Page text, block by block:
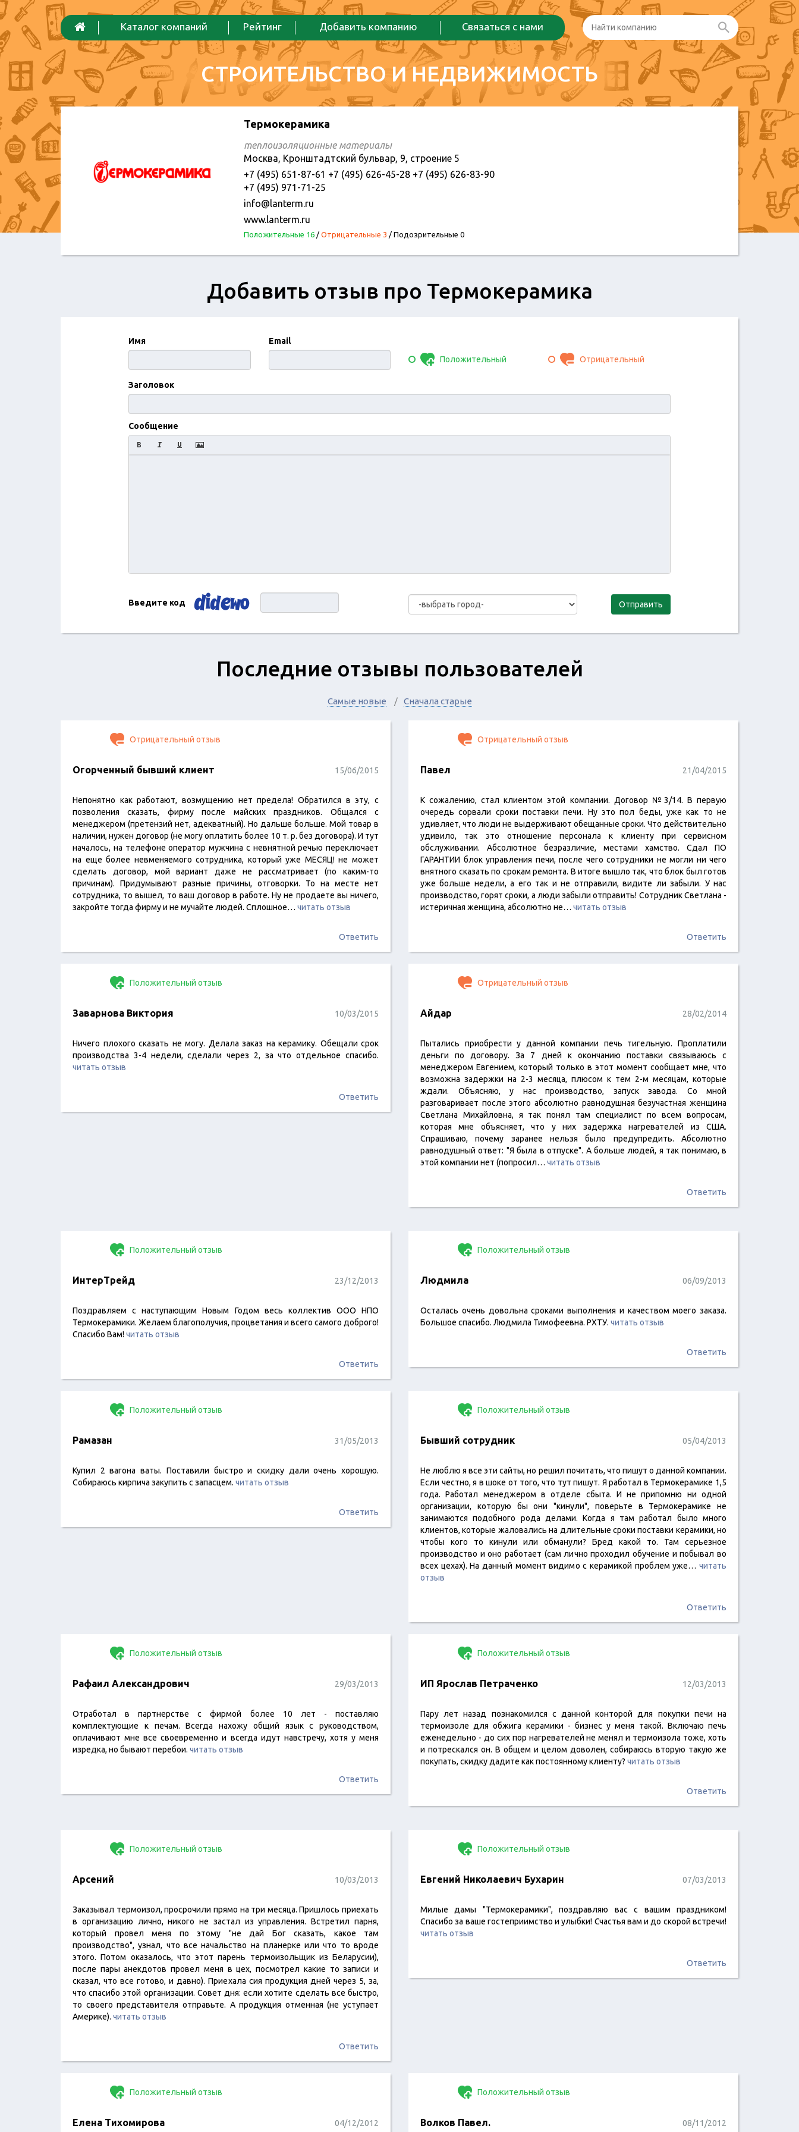
Каталог компаний Рейтинг Добавить компанию Связаться с нами
СТРОИТЕЛЬСТВО И НЕДВИЖИМОСТЬ
Термокерамика
теплоизоляционные материалы
Москва, Кронштадтский бульвар, 9, строение 5
+7 (495) 651-87-61 +7 (495) 626-45-28 +7 (495) 626-83-90
+7 (495) 971-71-25
info@lanterm.ru
www.lanterm.ru
Положительные 16/ Отрицательные 3 / Подозрительные 0
Добавить отзыв про Термокерамика
Имя
Email
Положительный
Отрицательный
Заголовок
Сообщение
Введите код Отправить
Последние отзывы пользователей
Самые новые Сначала старые
Отрицательный отзыв
Огорченный бывший клиент 15/06/2015
Непонятно как работают, возмущению нет предела! Обратился в эту, с
позволения сказать, фирму после майских праздников. Общался с
менеджером (претензий нет, адекватный). Но дальше больше. Мой товар в
наличии, нужен договор (не могу оплатить более 10 т. р. без договора). И тут
началось, на телефоне оператор мужчина с невнятной речью переключает
на еще более невменяемого сотрудника, который уже МЕСЯЦ! не может
сделать договор, мой вариант даже не рассматривает (по каким-то
причинам). Придумывают разные причины, отговорки. То на месте нет
сотрудника, то вышел, то ваш договор в работе. Ну не продаете вы ничего,
закройте тогда фирму и не мучайте людей. Сплошное… читать отзыв
Ответить
Отрицательный отзыв
Павел 21/04/2015
К сожалению, стал клиентом этой компании. Договор №3/14. В первую
очередь сорвали сроки поставки печи. Ну это пол беды, уже как то не
удивляет, что люди не выдерживают обещанные сроки. Что действительно
удивило, так это отношение персонала к клиенту при сервисном
обслуживании. Абсолютное безразличие, местами хамство. Сдал ПО
ГАРАНТИИ блок управления печи, после чего сотрудники не могли ни чего
внятного сказать по срокам ремонта. В итоге вышло так, что блок был готов
уже больше недели, а его так и не отправили, видите ли забыли. У нас
производство, горят сроки, а люди забыли отправить! Сотрудник Светлана -
истеричная женщина, абсолютно не… читать отзыв
Ответить
Положительный отзыв
Заварнова Виктория 10/03/2015
Ничего плохого сказать не могу. Делала заказ на керамику. Обещали срок
производства 3-4 недели, сделали через 2, за что отдельное спасибо.
читать отзыв
Ответить
Отрицательный отзыв
Айдар 28/02/2014
Пытались приобрести у данной компании печь тигельную. Проплатили
деньги по договору. За 7 дней к окончанию поставки связываюсь с
менеджером Евгением, который только в этот момент сообщает мне, что
возможна задержки на 2-3 месяца, плюсом к тем 2-м месяцам, которые
ждали. Объясняю, у нас производство, запуск завода. Со мной
разговаривает после этого абсолютно равнодушная безучастная женщина
Светлана Михайловна, я так понял там специалист по всем вопросам,
которая мне объясняет, что у них задержка нагревателей из США.
Спрашиваю, почему заранее нельзя было предупредить. Абсолютно
равнодушный ответ: "Я была в отпуске". А больше людей, я так понимаю, в
этой компании нет (попросил… читать отзыв
Ответить
Положительный отзыв
ИнтерТрейд 23/12/2013
Поздравляем с наступающим Новым Годом весь коллектив ООО НПО
Термокерамики. Желаем благополучия, процветания и всего самого доброго!
Спасибо Вам!читать отзыв
Ответить
Положительный отзыв
Людмила 06/09/2013
Осталась очень довольна сроками выполнения и качеством моего заказа.
Большое спасибо. Людмила Тимофеевна. РХТУ. читать отзыв
Ответить
Положительный отзыв
Рамазан 31/05/2013
Купил 2 вагона ваты. Поставили быстро и скидку дали очень хорошую.
Собираюсь кирпича закупить с запасцем. читать отзыв
Ответить
Положительный отзыв
Бывший сотрудник 05/04/2013
Не люблю я все эти сайты, но решил почитать, что пишут о данной компании.
Если честно, я в шоке от того, что тут пишут. Я работал в Термокерамике 1,5
года. Работал менеджером в отделе сбыта. И не припомню ни одной
организации, которую бы они "кинули", поверьте в Термокерамике не
занимаются подобного рода делами. Когда я там работал было много
клиентов, которые жаловались на длительные сроки поставки керамики, но
чтобы кого то кинули или обманули? Бред какой то. Там серьезное
производство и оно работает (сам лично проходил обучение и побывал во
всех цехах). На данный момент видимо с керамикой проблем уже… читать
отзыв
Ответить
Положительный отзыв
Рафаил Александрович 29/03/2013
Отработал в партнерстве с фирмой более 10 лет - поставляю
комплектующие к печам. Всегда нахожу общий язык с руководством,
оплачивают мне все своевременно и всегда идут навстречу, хотя у меня
изредка, но бывают перебои. читать отзыв
Ответить
Положительный отзыв
ИП Ярослав Петраченко 12/03/2013
Пару лет назад познакомился с данной конторой для покупки печи на
термоизоле для обжига керамики - бизнес у меня такой. Включаю печь
еженедельно - до сих пор нагревателей не менял и термоизола тоже, хоть
и потрескался он. В общем и целом доволен, собираюсь вторую такую же
покупать, скидку дадите как постоянному клиенту? читать отзыв
Ответить
Положительный отзыв
Арсений 10/03/2013
Заказывал термоизол, просрочили прямо на три месяца. Пришлось приехать
в организацию лично, никого не застал из управления. Встретил парня,
который провел меня по этому "не дай Бог сказать, какое там
производство", узнал, что все начальство на планерке или что то вроде
этого. Потом оказалось, что этот парень термоизольщик из Беларусии),
после пары анекдотов провел меня в цех, посмотрел какие то записи и
сказал, что все готово, и давно). Приехала сия продукция дней через 5, за,
что спасибо этой организации. Совет дня: если хотите сделать все быстро,
то своего представителя отправьте. А продукция отменная (не уступает
Америке). читать отзыв
Ответить
Положительный отзыв
Евгений Николаевич Бухарин 07/03/2013
Милые дамы "Термокерамики", поздравляю вас с вашим праздником!
Спасибо за ваше гостеприимство и улыбки! Счастья вам и до скорой встречи!
читать отзыв
Ответить
Положительный отзыв
Елена Тихомирова 04/12/2012
Положительный отзыв
Волков Павел. 08/11/2012